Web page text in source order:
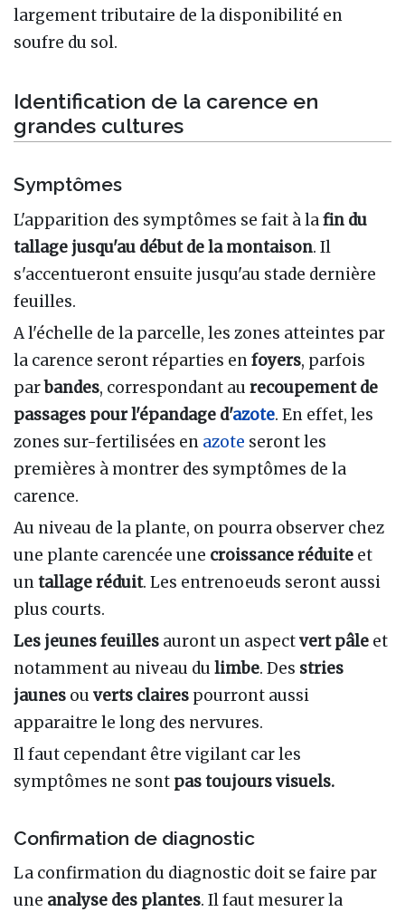
largement tributaire de la disponibilité en
soufre du sol.
Identification de la carence en
grandes cultures
Symptômes
L'apparition des symptômes se fait à lafin du
tallage jusqu'au début de la montaison. Il
s'accentueront ensuite jusqu'au stade dernière
feuilles.
A l'échelle de la parcelle, les zones atteintes par
la carence seront réparties enfoyers, parfois
parbandes, correspondant au recoupement de
passages pour l'épandage d'azote. En effet, les
zones sur-fertilisées en azote seront les
premières à montrer des symptômes de la
carence.
Au niveau de la plante, on pourra observer chez
une plante carencée une croissanceréduite et
untallageréduit. Les entrenoeuds seront aussi
plus courts.
Les jeunes feuilles auront un aspectvert pâle et
notamment au niveau du limbe. Des stries
jaunes ou verts claires pourront aussi
apparaitre le long des nervures.
Il faut cependant être vigilant car les
symptômes ne sont pas toujours visuels.
Confirmation de diagnostic
La confirmation du diagnostic doit se faire par
une analyse des plantes. Il faut mesurer la